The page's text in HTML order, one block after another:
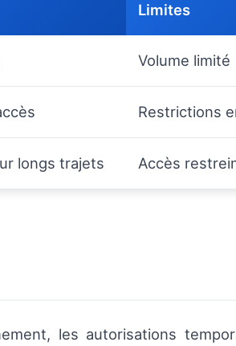
Limites
Volume limité
Restrictions
longs trajets Accès
les autorisations